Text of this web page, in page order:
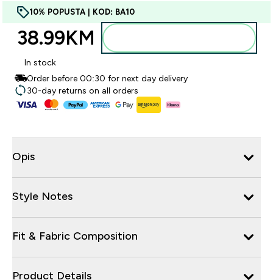
10% POPUSTA | KOD: BA10
38.99KM‎
In stock
Order before 00:30 for next day delivery
30-day returns on all orders
Opis
Style Notes
Fit & Fabric Composition
Product Details